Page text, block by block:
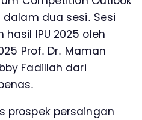
dua sesi. Sesi
IPU 2025 oleh
Prof. Dr. Maman
Fadillah dari
prospek persaingan